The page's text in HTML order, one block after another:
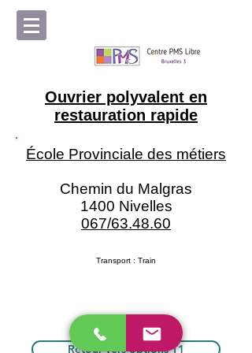
Ouvrier polyvalent en
restauration rapide
École Provinciale des métiers
Chemin du Malgras
1400 Nivelles
067/63.48.60
Transport : Train
Retour vers options T1